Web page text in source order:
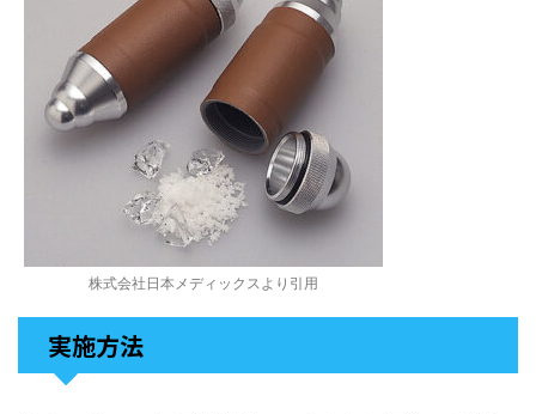
株式会社日本メディックスより引用
実施方法